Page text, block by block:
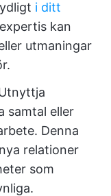
i ditt
kan
utmaningar
samtal eller
Denna
relationer
som